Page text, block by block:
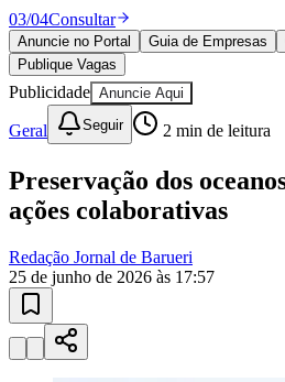
Goiás
03/04Consultar
Anuncie no Portal Guia de Empresas
Publique Vagas
Publicidade Anuncie Aqui
Geral Seguir 2 min de leitura
Preservação dos
ações colaborativas
Redação Jornal de Barueri
25 de junho de 2026 às 17:57